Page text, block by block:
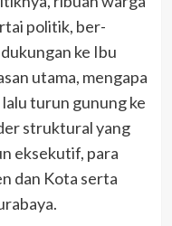
politik, ber-
ke Ibu
utama, mengapa
turun gunung ke
struktural yang
eksekutif, para
dan Kota serta